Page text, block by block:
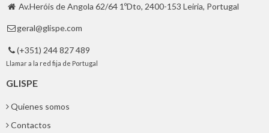
 Av.Heróis de Angola 62/64 1ºDto, 2400-153 Leiria, Portugal
 geral@glispe.com
 (+351) 244 827 489
Llamar a la red fija de Portugal
GLISPE
Quienes somos
Contactos